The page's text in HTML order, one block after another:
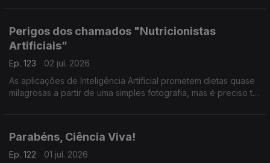
Perigos dos chamados "Nutricionistas
Artificiais”
Ep. 123
02 jul. 2026
As aplicações de Inteligência Artificial prometem dietas quase
milagrosas a partir de uma simples fotografia, mas é preciso ter
Parabéns, Ciência Viva!
Ep. 122
01 jul. 2026